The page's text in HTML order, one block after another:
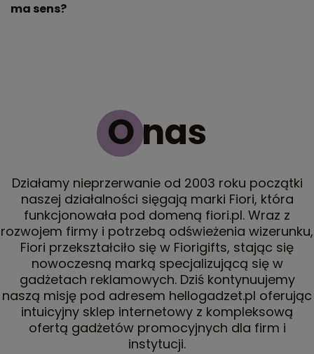
ma sens?
O nas
Działamy nieprzerwanie od 2003 roku początki
naszej działalności sięgają marki Fiori, która
funkcjonowała pod domeną fiori.pl. Wraz z
rozwojem firmy i potrzebą odświeżenia wizerunku,
Fiori przekształciło się w Fiorigifts, stając się
nowoczesną marką specjalizującą się w
gadżetach reklamowych. Dziś kontynuujemy
naszą misję pod adresem hellogadzet.pl oferując
intuicyjny sklep internetowy z kompleksową
ofertą gadżetów promocyjnych dla firm i
instytucji.